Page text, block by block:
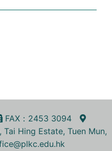
FAX ：2453 3094
Tai Hing Estate, Tuen Mun,